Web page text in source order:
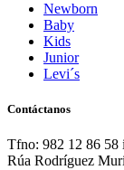
Newborn
Baby
Kids
Junior
Levi´s
Contáctanos
Tfno: 982 12 86 58
Rúa Rodríguez